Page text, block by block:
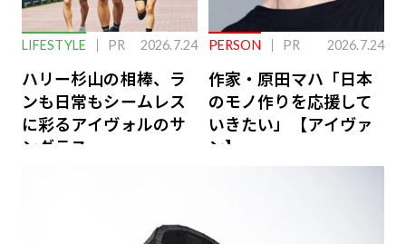
LIFESTYLE PR 2026.7.24
ハリー杉山の相棒、ラ
ンも日常もシームレス
に彩るアイヴォルのサ
ングラス
PERSON PR 2026.7.24
作家・原田マハ「日本
のモノ作りを応援して
いきたい」【アイヴァ
ン】